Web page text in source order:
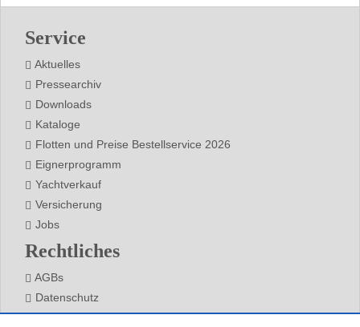
Service
Aktuelles
Pressearchiv
Downloads
Kataloge
Flotten und Preise Bestellservice 2026
Eignerprogramm
Yachtverkauf
Versicherung
Jobs
Rechtliches
AGBs
Datenschutz
Impressum